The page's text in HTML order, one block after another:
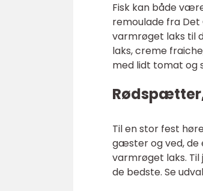
Fisk kan både
remoulade fra
varmrøget laks til
laks, creme
med lidt tomat og
Til en stor fest
gæster og ved, de
varmrøget laks.
de bedste. Se